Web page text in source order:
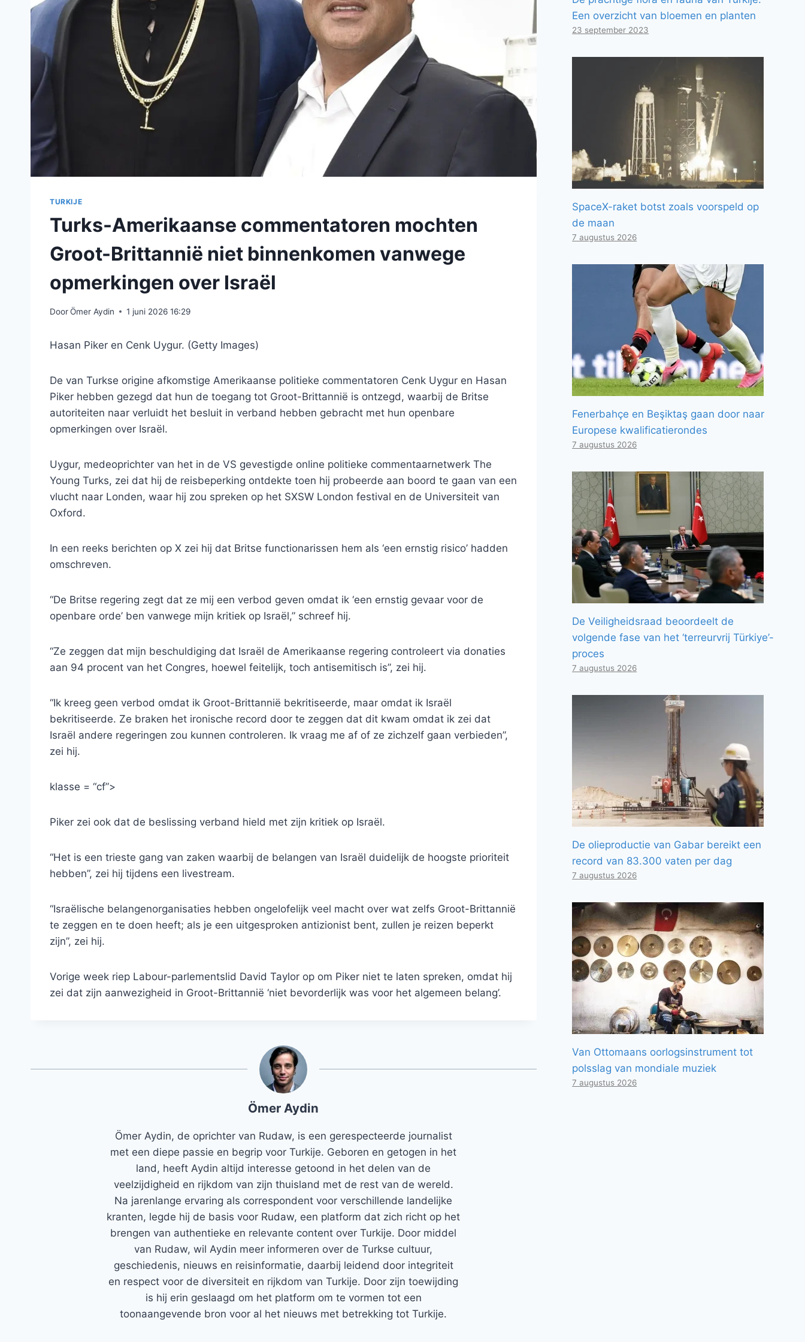
TURKIJE
Turks-Amerikaanse commentatoren mochten
Groot-Brittannië niet binnenkomen vanwege
opmerkingen over Israël
DoorÖmer Aydin 1 juni 2026 16:29
Hasan Piker en Cenk Uygur. (Getty Images)
De van Turkse origine afkomstige Amerikaanse politieke commentatoren Cenk Uygur en Hasan
Piker hebben gezegd dat hun de toegang tot Groot-Brittannië is ontzegd, waarbij de Britse
autoriteiten naar verluidt het besluit in verband hebben gebracht met hun openbare
opmerkingen over Israël.
Uygur, medeoprichter van het in de VS gevestigde online politieke commentaarnetwerk The
Young Turks, zei dat hij de reisbeperking ontdekte toen hij probeerde aan boord te gaan van een
vlucht naar Londen, waar hij zou spreken op het SXSW London festival en de Universiteit van
Oxford.
In een reeks berichten op X zei hij dat Britse functionarissen hem als ‘een ernstig risico’ hadden
omschreven.
“De Britse regering zegt dat ze mij een verbod geven omdat ik ‘een ernstig gevaar voor de
openbare orde’ ben vanwege mijn kritiek op Israël,” schreef hij.
“Ze zeggen dat mijn beschuldiging dat Israël de Amerikaanse regering controleert via donaties
aan 94 procent van het Congres, hoewel feitelijk, toch antisemitisch is”, zei hij.
“Ik kreeg geen verbod omdat ik Groot-Brittannië bekritiseerde, maar omdat ik Israël
bekritiseerde. Ze braken het ironische record door te zeggen dat dit kwam omdat ik zei dat
Israël andere regeringen zou kunnen controleren. Ik vraag me af of ze zichzelf gaan verbieden”,
zei hij.
klasse = “cf”>
Piker zei ook dat de beslissing verband hield met zijn kritiek op Israël.
“Het is een trieste gang van zaken waarbij de belangen van Israël duidelijk de hoogste prioriteit
hebben”, zei hij tijdens een livestream.
“Israëlische belangenorganisaties hebben ongelofelijk veel macht over wat zelfs Groot-Brittannië
te zeggen en te doen heeft; als je een uitgesproken antizionist bent, zullen je reizen beperkt
zijn”, zei hij.
Vorige week riep Labour-parlementslid David Taylor op om Piker niet te laten spreken, omdat hij
zei dat zijn aanwezigheid in Groot-Brittannië ‘niet bevorderlijk was voor het algemeen belang’.
Ömer Aydin
Ömer Aydin, de oprichter van Rudaw, is een gerespecteerde journalist
met een diepe passie en begrip voor Turkije. Geboren en getogen in het
land, heeft Aydin altijd interesse getoond in het delen van de
veelzijdigheid en rijkdom van zijn thuisland met de rest van de wereld.
Na jarenlange ervaring als correspondent voor verschillende landelijke
kranten, legde hij de basis voor Rudaw, een platform dat zich richt op het
brengen van authentieke en relevante content over Turkije. Door middel
van Rudaw, wil Aydin meer informeren over de Turkse cultuur,
geschiedenis, nieuws en reisinformatie, daarbij leidend door integriteit
en respect voor de diversiteit en rijkdom van Turkije. Door zijn toewijding
is hij erin geslaagd om het platform om te vormen tot een
toonaangevende bron voor al het nieuws met betrekking tot Turkije.
Een overzicht van bloemen en planten
23 september 2023
SpaceX-raket botst zoals voorspeld op
de maan
7 augustus 2026
Fenerbahçe en Beşiktaş gaan door naar
Europese kwalificatierondes
7 augustus 2026
De Veiligheidsraad beoordeelt de
volgende fase van het ‘terreurvrij Türkiye’-
proces
7 augustus 2026
De olieproductie van Gabar bereikt een
record van 83.300 vaten per dag
7 augustus 2026
Van Ottomaans oorlogsinstrument tot
polsslag van mondiale muziek
7 augustus 2026